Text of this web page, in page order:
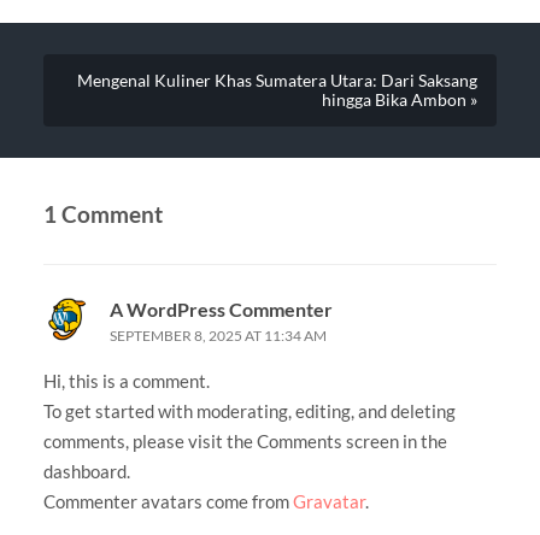
Mengenal Kuliner Khas Sumatera Utara: Dari Saksang
hingga Bika Ambon »
1 Comment
A WordPress Commenter
SEPTEMBER 8, 2025 AT 11:34 AM
Hi, this is a comment.
To get started with moderating, editing, and deleting
comments, please visit the Comments screen in the
dashboard.
Commenter avatars come fromGravatar.